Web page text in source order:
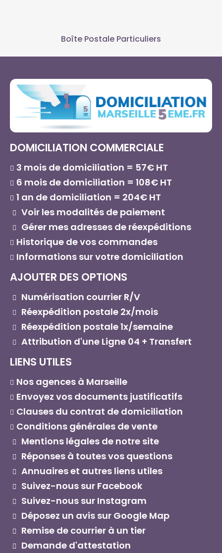
Boîte Postale Particuliers
DOMICILIATION COMMERCIALE
3 mois de domiciliation = 57€ HT
6 mois de domiciliation = 108€ HT
1 an de domiciliation = 204€ HT
Voir les modalités de paiement
Gérer mes adresses de réexpéditions
Historique de vos commandes
Informations sur votre domiciliation
AJOUTER DES OPTIONS
Numérisation courrier R/V
Réexpédition postale 2x/mois
Réexpédition postale 1x/semaine
Attribution d'une Ligne 04 + Transfert
LIENS UTILES
Nos agences à Marseille
Envoyez vos documents justificatifs
Clauses du contrat de domiciliation
Conditions générales de vente
Mentions légales de notre site
Réponses à toutes vos questions
Annuaires et autres liens utiles
Suivez-nous sur Facebook
Suivez-nous sur Instagram
Déposez un avis sur Google Map
Remise de courrier à un tier
Demande d'attestation